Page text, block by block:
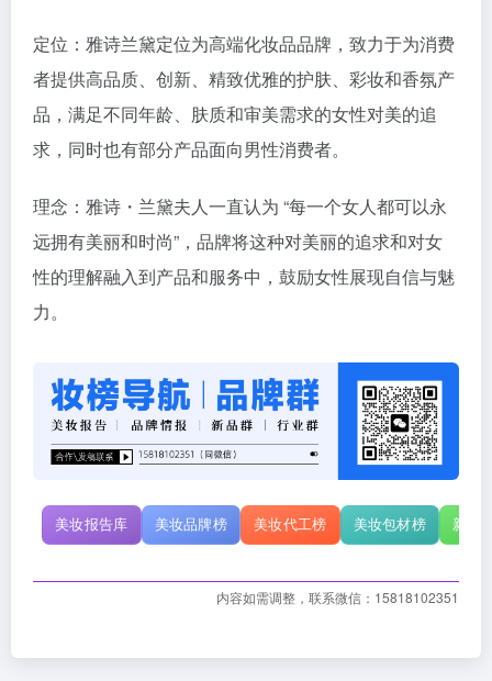
定位：雅诗兰黛定位为高端化妆品品牌，致力于为消费
者提供高品质、创新、精致优雅的护肤、彩妆和香氛产
品，满足不同年龄、肤质和审美需求的女性对美的追
求，同时也有部分产品面向男性消费者。
理念：雅诗・兰黛夫人一直认为 “每一个女人都可以永
远拥有美丽和时尚”，品牌将这种对美丽的追求和对女
性的理解融入到产品和服务中，鼓励女性展现自信与魅
力。
美妆报告库 美妆品牌榜 美妆代工榜 美妆包材榜 新原
内容如需调整，联系微信：15818102351